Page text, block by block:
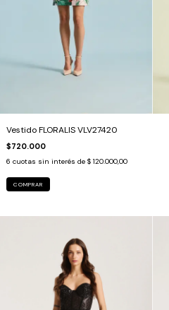
Vestido FLORALIS VLV27420
$720.000
6 cuotas sin interés de $ 120.000,00
COMPRAR